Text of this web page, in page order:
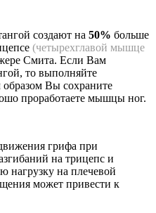
создают на 50% больше
(четырехглавой мышце
Смита. Если Вам
то выполняйте
Вы сохраните
проработаете мышцы ног.
грифа при
на трицепс и
нагрузку на плечевой
может привести к